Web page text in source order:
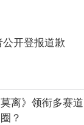
开登报道歉
离》领衔多赛道
？